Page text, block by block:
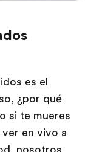
es el
¿por qué
si te mueres
en vivo a
nosotros